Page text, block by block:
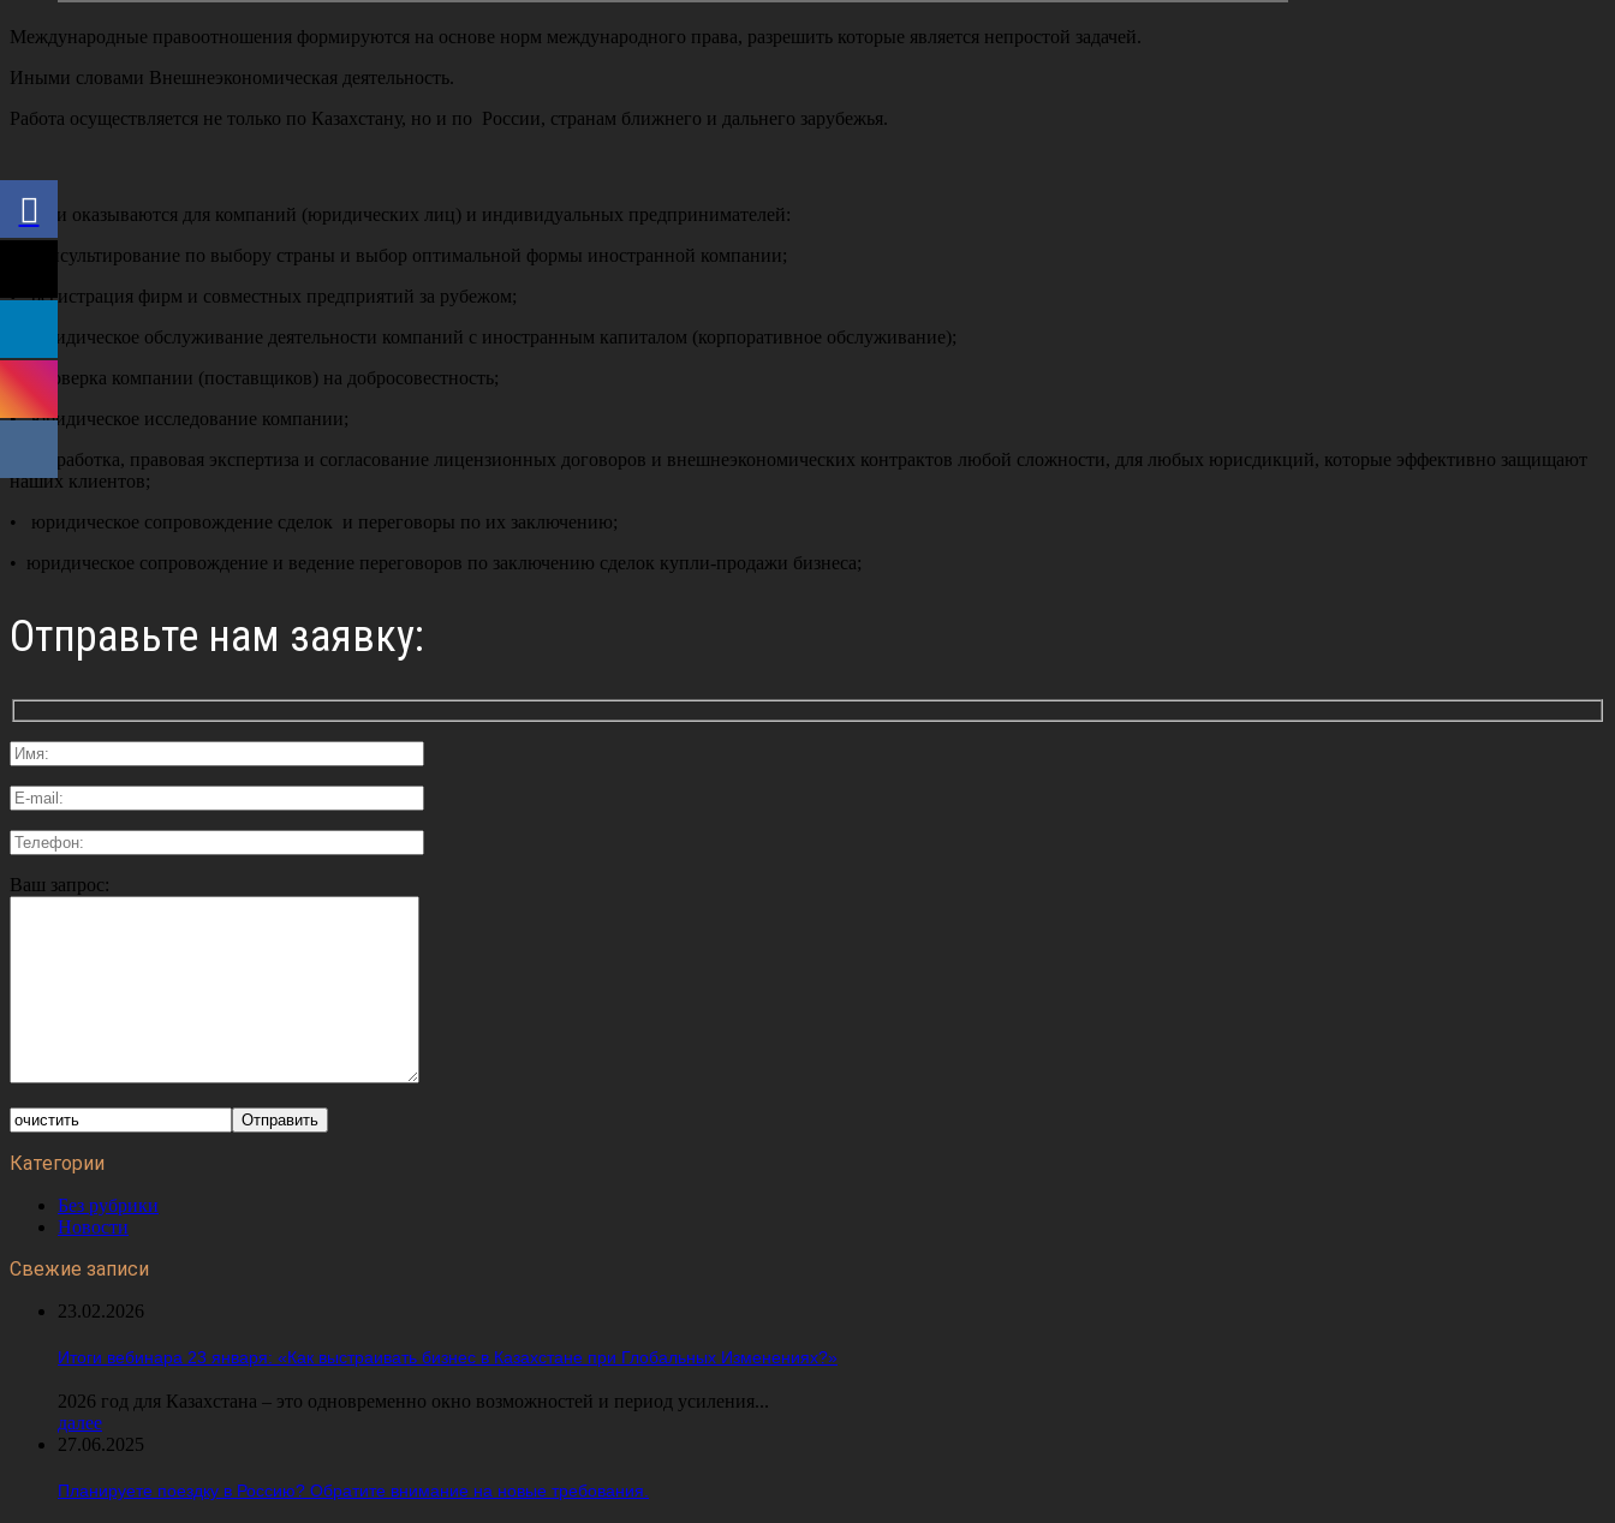
Международные правоотношения формируются на основе норм международного права, разрешить которые является непростой задачей.
Иными словами Внешнеэкономическая деятельность.
Работа осуществляется не только по Казахстану, но и по России, странам ближнего и дальнего зарубежья.
Услуги оказываются для компаний (юридических лиц) и индивидуальных предпринимателей:
• консультирование по выбору страны и выбор оптимальной формы иностранной компании;
• регистрация фирм и совместных предприятий за рубежом;
• юридическое обслуживание деятельности компаний с иностранным капиталом (корпоративное обслуживание);
• проверка компании (поставщиков) на добросовестность;
• юридическое исследование компании;
• разработка, правовая экспертиза и согласование лицензионных договоров и внешнеэкономических контрактов любой сложности, для любых юрисдикций, которые эффективно защищают
наших клиентов;
• юридическое сопровождение сделок и переговоры по их заключению;
• юридическое сопровождение и ведение переговоров по заключению сделок купли-продажи бизнеса;
Отправьте нам заявку:
Ваш запрос:
Категории
Без рубрики
Новости
Свежие записи
23.02.2026
Итоги вебинара 23 января: «Как выстраивать бизнес в Казахстане при Глобальных Изменениях?»
2026 год для Казахстана – это одновременно окно возможностей и период усиления...
далее
27.06.2025
Планируете поездку в Россию? Обратите внимание на новые требования.